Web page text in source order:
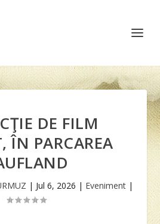
DE FILM
ÎN PARCAREA
| Jul 6, 2026 | Eveniment|